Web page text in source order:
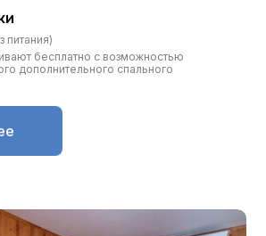
бесплатно с возможностью
дополнительного спального
питания)